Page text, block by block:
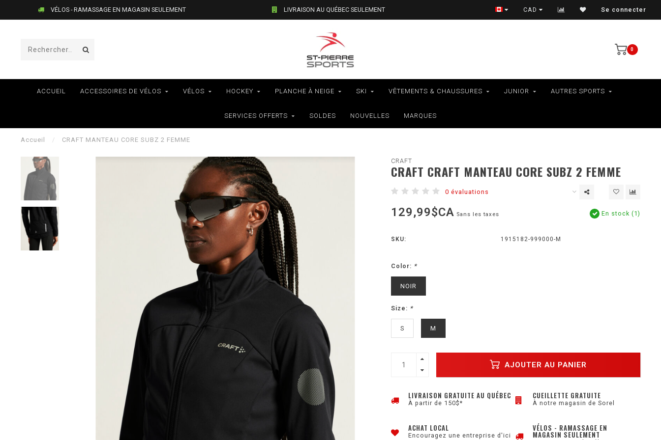
VÉLOS - RAMASSAGE EN MAGASIN SEULEMENT LIVRAISON AU QUÉBEC SEULEMENT VÉLOS - RAMASSAGE EN MAGASIN SEULEMENT
CAD Se connecter
0
ACCUEIL ACCESSOIRES DE VÉLOS VÉLOS HOCKEY PLANCHE À NEIGE SKI VÊTEMENTS & CHAUSSURES JUNIOR AUTRES SPORTS
SERVICES OFFERTS SOLDES NOUVELLES MARQUES
Accueil / CRAFT MANTEAU CORE SUBZ 2 FEMME
CRAFT
CRAFT CRAFT MANTEAU CORE SUBZ 2 FEMME
0 évaluations
129,99$CA Sans les taxes En stock (1)
SKU: 1915182-999000-M
Color: *
NOIR
Size: *
S M
AJOUTER AU PANIER
LIVRAISON GRATUITE AU QUÉBEC
À partir de 150$*
CUEILLETTE GRATUITE
À notre magasin de Sorel
ACHAT LOCAL
Encouragez une entreprise d'ici
VÉLOS - RAMASSAGE EN
MAGASIN SEULEMENT